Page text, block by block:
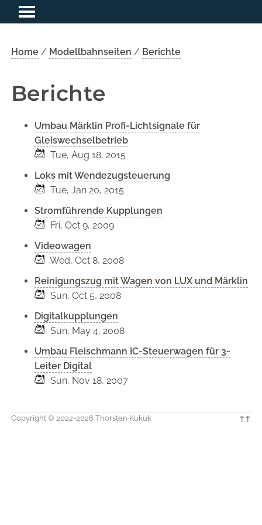
Home / Modellbahnseiten / Berichte
Berichte
Umbau Märklin Profi-Lichtsignale für
Gleiswechselbetrieb
Tue, Aug 18, 2015
Loks mit Wendezugsteuerung
Tue, Jan 20, 2015
Stromführende Kupplungen
Fri, Oct 9, 2009
Videowagen
Wed, Oct 8, 2008
Reinigungszug mit Wagen von LUX und Märklin
Sun, Oct 5, 2008
Digitalkupplungen
Sun, May 4, 2008
Umbau Fleischmann IC-Steuerwagen für 3-
Leiter Digital
Sun, Nov 18, 2007
Copyright © 2022-2026 Thorsten Kukuk ↑↑